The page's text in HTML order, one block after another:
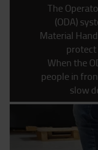
The
(ODA)
Material
When the
people in
slow